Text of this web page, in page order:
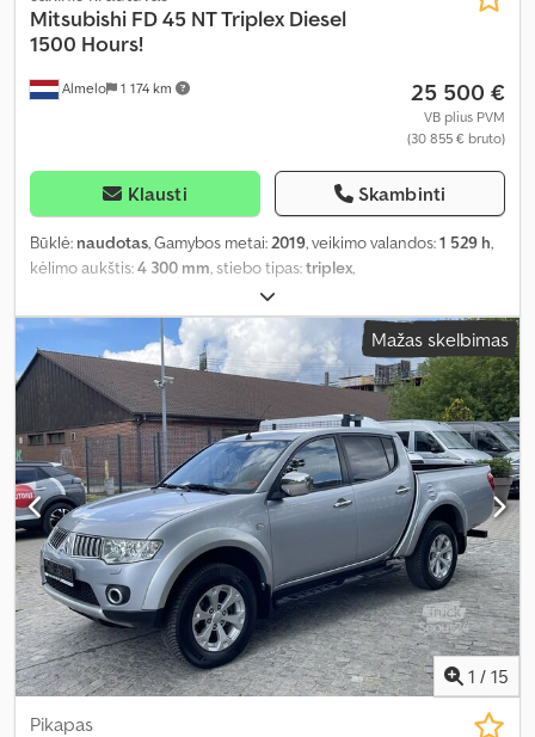
Almelo 1 174 km
Mitsubishi FD 45 NT Triplex Diesel
1500 Hours!
25 500 €
VB plius PVM
(30 855 € bruto)
Klausti Skambinti
Būklė: naudotas, Gamybos metai:2019, veikimo valandos:1 529 h,
kėlimo aukštis:4 300 mm, stiebo tipas:triplex,
Mažas skelbimas
1 / 15
Pikapas